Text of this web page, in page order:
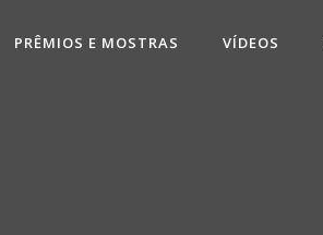
PRÊMIOS E MOSTRAS VÍDEOS